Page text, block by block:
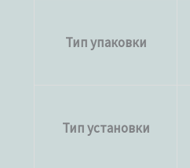
Тип упаковки
Тип установки